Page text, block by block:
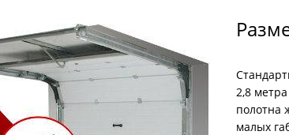
2,8
полотна
малых